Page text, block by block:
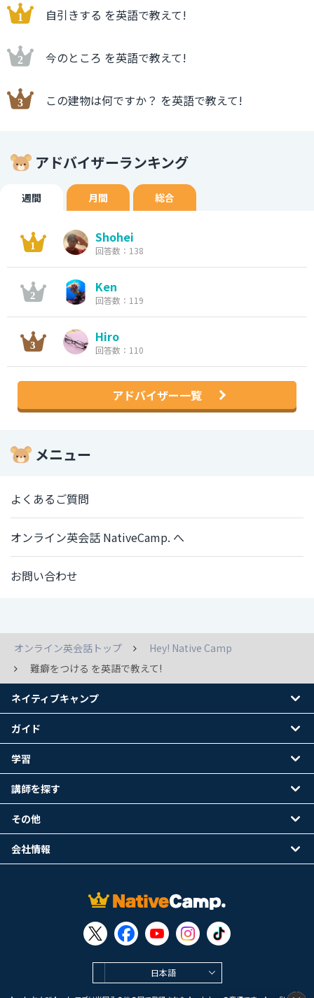
自引きする を英語で教えて!
今のところ を英語で教えて!
この建物は何ですか？ を英語で教えて!
アドバイザーランキング
週間 月間 総合
Shohei
回答数：138
Ken
回答数：119
Hiro
回答数：110
アドバイザー一覧
メニュー
よくあるご質問
オンライン英会話 NativeCamp. へ
お問い合わせ
オンライン英会話トップ
Hey! Native Camp
難癖をつける を英語で教えて!
日本語
ネイティブキャンプ
ガイド
学習
講師を探す
その他
会社情報